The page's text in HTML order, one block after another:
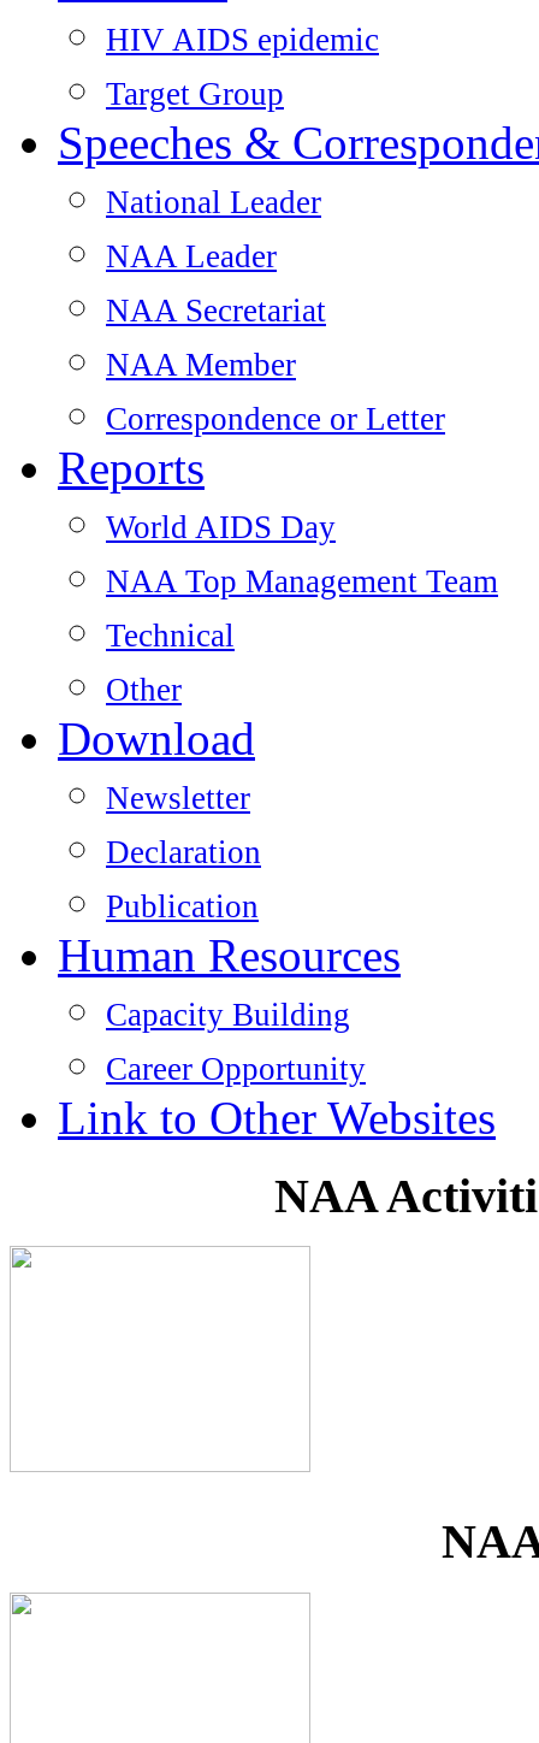
HIV AIDS epidemic
Target Group
Speeches &
National Leader
NAA Leader
NAA Secretariat
NAA Member
Correspondence or Letter
Reports
World AIDS Day
NAA Top Management Team
Technical
Other
Download
Newsletter
Declaration
Publication
Human Resources
Capacity Building
Career Opportunity
Link​ to Other Websites
NAA